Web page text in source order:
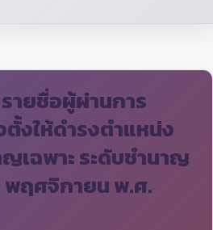
ายชื่อผู้ผ่านการ
ตั้งให้ดำรงตำแหน่ง
เฉพาะ ระดับชำนาญ
พฤศจิกายน พ.ศ.